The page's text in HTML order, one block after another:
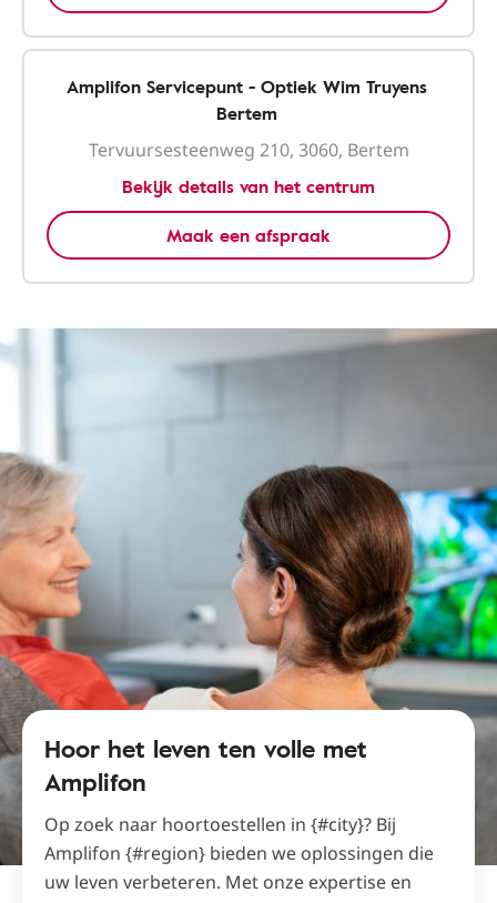
Amplifon Servicepunt - Optiek Wim Truyens
Bertem
Tervuursesteenweg 210, 3060, Bertem
Bekijk details van het centrum
Maak een afspraak
Hoor het leven ten volle met
Amplifon
Op zoek naar hoortoestellen in {#city}? Bij
Amplifon {#region} bieden we oplossingen die
uw leven verbeteren. Met onze expertise en